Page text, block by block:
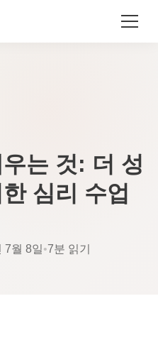
는 것: 더 성
심리 수업
7월 8일•7분 읽기